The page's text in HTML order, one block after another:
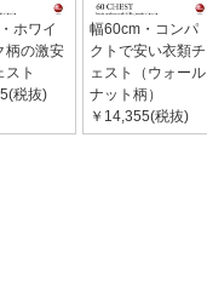
ホワイ
柄の激安
スト
税抜)
幅60cm・コンパ
クトで安い衣類チ
ェスト（ウォール
ナット柄）
￥14,355(税抜)